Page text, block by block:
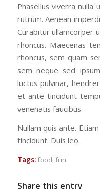
Phasellus viverra
rutrum. Aenean
Curabitur ullamcorper
rhoncus. Maecenas
rhoncus, sem quam
sem neque sed
luctus pulvinar,
et ante tincidunt
venenatis faucibus.
Nullam quis ante.
tincidunt. Duis leo.
Tags:food,fun
Share this entry